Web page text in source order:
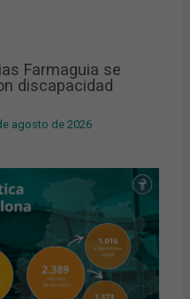
Farmaguia se
discapacidad
agosto de 2026